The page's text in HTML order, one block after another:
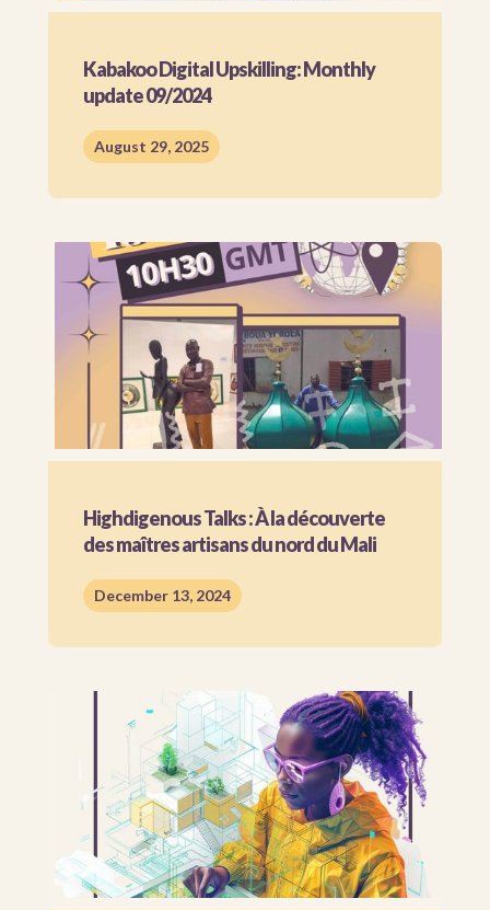
Kabakoo Digital Upskilling: Monthly
update 09/2024
August 29, 2025
Highdigenous Talks : À la découverte
des maîtres artisans du nord du Mali
December 13, 2024